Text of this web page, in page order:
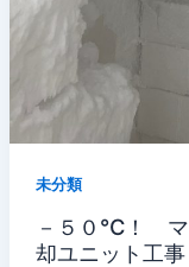
未分類
－５０℃！ マ
却ユニット工事